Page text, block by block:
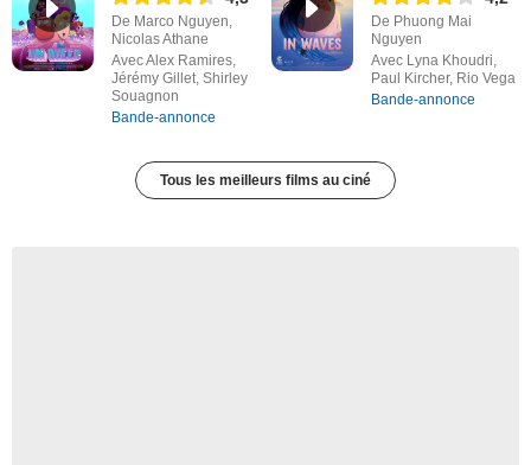
De Marco Nguyen,
Nicolas Athane
Avec Alex Ramires,
Jérémy Gillet, Shirley
Souagnon
Bande-annonce
De Phuong Mai
Nguyen
Avec Lyna Khoudri,
Paul Kircher, Rio Vega
Bande-annonce
Tous les meilleurs films au ciné